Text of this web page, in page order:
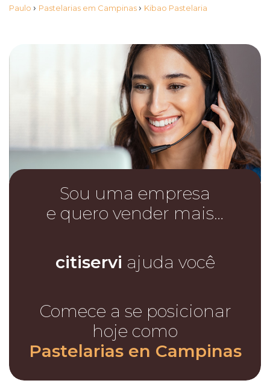
Paulo › Pastelarias em Campinas › Kibao Pastelaria
Sou uma empresa
e quero vender mais…
citiservi ajuda você
Comece a se posicionar
hoje como
Pastelarias en Campinas